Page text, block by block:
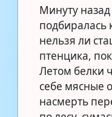
Минуту
подбиралась
нельзя ли
птенцика,
Летом белки
себе мясные
насмерть